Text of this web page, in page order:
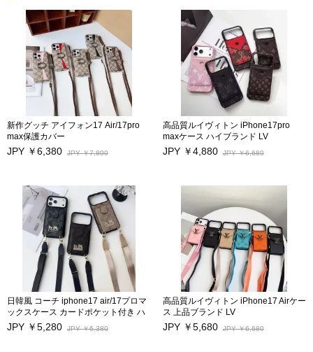
キス防止 アイフォン14/14Pro/14Pro
Max/13/13Proカバー 激安海外通販
キス防止 アイフォン14/14Pro/14Pro
Max/13/13Proカバー 激安海外通販
新作グッチ アイフォン17 Air/17pro
max保護カバー
iphone16 iphone16pro/ 16pro maxケ
ース カードポケット付き
プロ携帯カバー ストラップ付き Gucci
アイフォン14 Pro max 17スマホ保護
カバー 激安 iPhone13pro/13 Pro
max/12スマホケース 高品質
JPY ￥6,380 JPY ￥7,800
高品質ルイヴィトン iPhone17pro
maxケース ハイブランド LV
iPhone17/17Pro/17airスマホケース
性能抜群 カードポケット付き アイフ
iphone14Pro Max/13/13Pro 12Pro
Maxケース モノグラムビジネス風
JPY ￥4,880 JPY ￥6,680
日韓風 コーチ iphone17 air/17プロマ
ックスケース カードポケット付き ハ
イブランド Coach アイフォン17 16
pro max/15/14/13pro/12pro max保護
JPY ￥5,280 JPY ￥6,380
高品質ルイヴィトン iPhone17 Airケー
ス 上品ブランド LV
iPhone17/17Pro/17Pro Maxスマホケ
ース 性能抜群 カードポケット付き ア
JPY ￥5,680 JPY ￥6,680